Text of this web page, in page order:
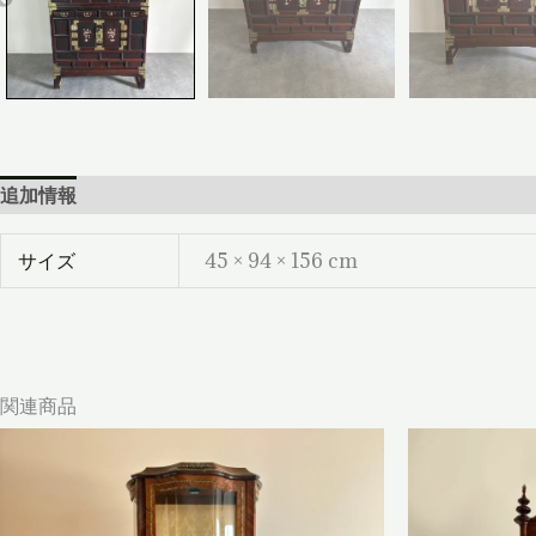
追加情報
サイズ 45 × 94 × 156 cm
関連商品